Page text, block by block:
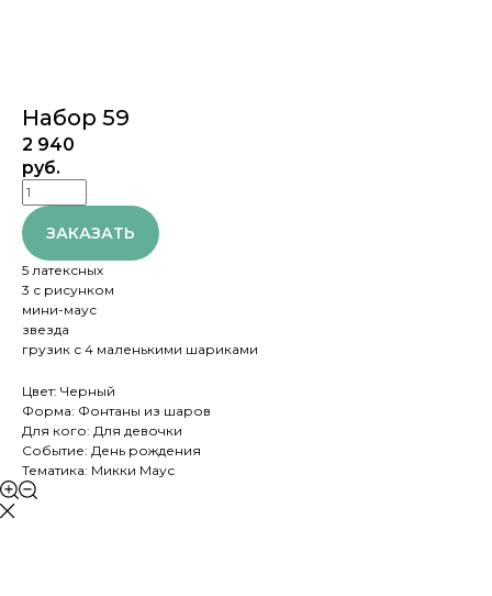
Набор 59
2 940
руб.
ЗАКАЗАТЬ
5 латексных
3 с рисунком
мини-маус
звезда
грузик с 4 маленькими шариками
Цвет: Черный
Форма: Фонтаны из шаров
Для кого: Для девочки
Событие: День рождения
Тематика: Микки Маус